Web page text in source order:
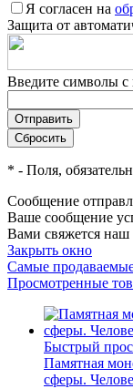
Я согласен на
Защита от
Введите символы с
* - Поля,
Сообщение
Ваше сообщение
Вами свяжется наш
Закрыть окно
Самые
Просмотренные
Быстрый
Памятная
сферы.